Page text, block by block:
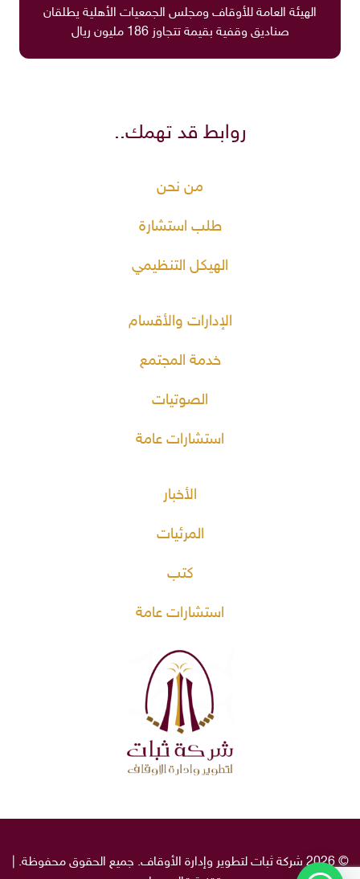
الهيئة العامة للأوقاف ومجلس الجمعيات الأهلية يطلقان
صناديق وقفية بقيمة تتجاوز 186 مليون ريال
روابط قد تهمك..
من نحن
طلب استشارة
الهيكل التنظيمي
الإدارات والأقسام
خدمة المجتمع
الصوتيات
استشارات عامة
الأخبار
المرئيات
كتب
استشارات عامة
© 2026 شركة ثبات لتطوير وإدارة الأوقاف. جميع الحقوق محفوظة. |